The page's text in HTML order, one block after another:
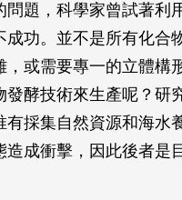
題，科學家曾試著利
功。並不是所有化合
或需要專一的立體構
酵技術來生產呢？研
採集自然資源和海水
成衝擊，因此後者是